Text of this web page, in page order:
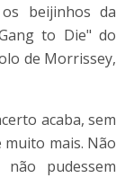
beijinhos da
to Die" do
de Morrissey,
acaba, sem
muito mais. Não
pudessem